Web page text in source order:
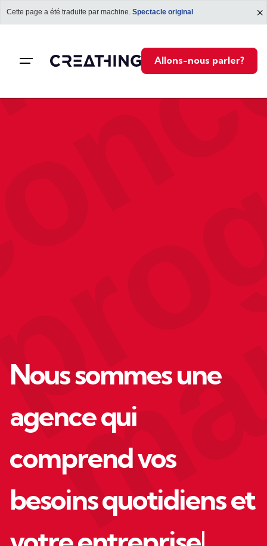
Cette page a été traduite par machine. Spectacle original
Allons-nous parler?
Nous sommes une
agence qui
comprend vos
besoins quotidiens et